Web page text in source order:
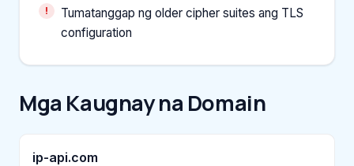
Tumatanggap ng older cipher suites ang TLS
configuration
Mga Kaugnay na Domain
ip-api.com